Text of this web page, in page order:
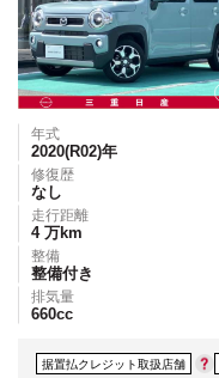
年式
2020(R02)年
修復歴
なし
走行距離
4 万km
整備
整備付き
排気量
660cc
据置払クレジット取扱店舗